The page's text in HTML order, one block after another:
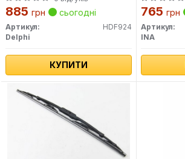
885 грн сьогодні
Артикул:
HDF924
Delphi
КУПИТИ
765 грн
Артикул:
INA